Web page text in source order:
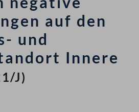
auf den
und
Innere
J)